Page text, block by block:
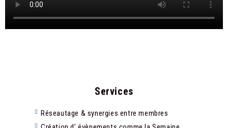
Services​
Réseautage & synergies entre membres